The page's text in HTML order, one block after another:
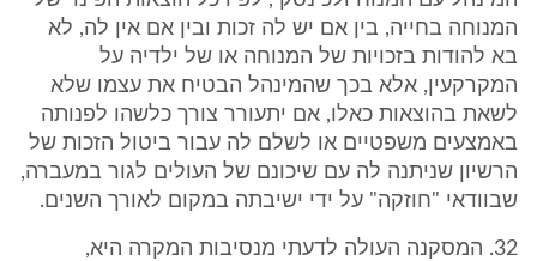
המנוחה בחייה, בין אם יש לה זכות ובין אם אין לה, לא
בא להודות בזכויות של המנוחה או של ילדיה על
המקרקעין, אלא בכך שהמינהל הבטיח את עצמו שלא
לשאת בהוצאות כאלו, אם יתעורר צורך כלשהו לפנותה
באמצעים משפטיים או לשלם לה עבור ביטול הזכות של
הרשיון שניתנה לה עם שיכונם של העולים לגור במעברה,
שבוודאי "חוזקה" על ידי ישיבתה במקום לאורך השנים.
32. המסקנה העולה לדעתי מנסיבות המקרה היא,